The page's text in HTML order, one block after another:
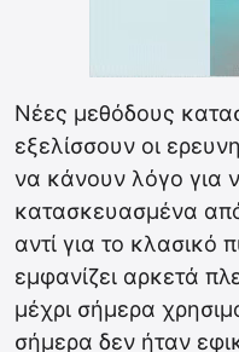
Νέες μεθόδους
εξελίσσουν οι
να κάνουν λόγο για
κατασκευασμένα
αντί για το κλασικό
εμφανίζει αρκετά
μέχρι σήμερα
σήμερα δεν ήταν